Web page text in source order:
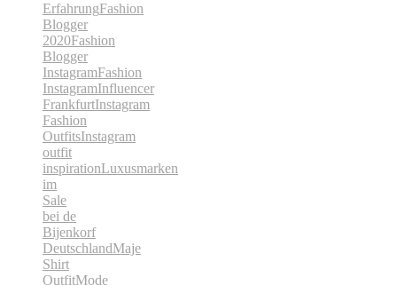
ErfahrungFashion
Blogger
2020Fashion
Blogger
InstagramFashion
InstagramInfluencer
FrankfurtInstagram
Fashion
OutfitsInstagram
outfit
inspirationLuxusmarken
im
Sale
bei de
Bijenkorf
DeutschlandMaje
Shirt
OutfitMode